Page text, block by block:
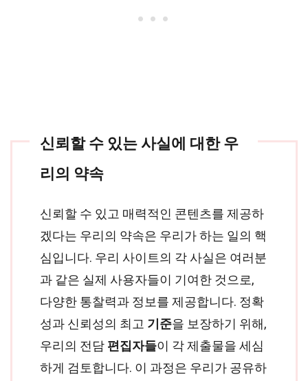
신뢰할 수 있는 사실에 대한 우
리의 약속
신뢰할 수 있고 매력적인 콘텐츠를 제공하
겠다는 우리의 약속은 우리가 하는 일의 핵
심입니다. 우리 사이트의 각 사실은 여러분
과 같은 실제 사용자들이 기여한 것으로,
다양한 통찰력과 정보를 제공합니다. 정확
성과 신뢰성의 최고 기준을 보장하기 위해,
우리의 전담 편집자들이 각 제출물을 세심
하게 검토합니다. 이 과정은 우리가 공유하